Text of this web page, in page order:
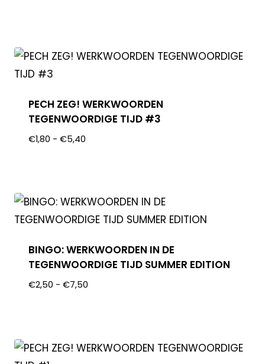
PECH ZEG! WERKWOORDEN
TEGENWOORDIGE TIJD #3
€1,80 - €5,40
BINGO: WERKWOORDEN IN DE
TEGENWOORDIGE TIJD SUMMER EDITION
€2,50 - €7,50